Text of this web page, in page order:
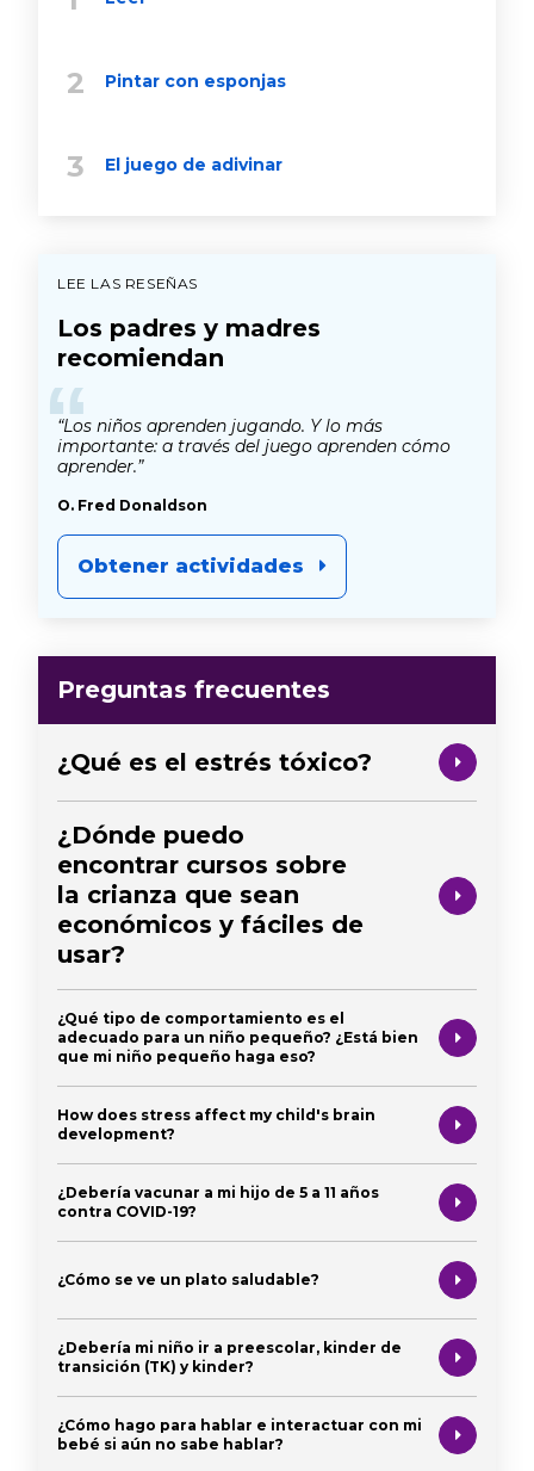
Pintar con esponjas
El juego de adivinar
LEE LAS RESEÑAS
Los padres y madres
recomiendan
“
“Los niños aprenden jugando. Y lo más
importante: a través del juego aprenden cómo
aprender.”
O. Fred Donaldson
Obtener actividades
Preguntas frecuentes
¿Qué es el estrés tóxico?
¿Dónde puedo
encontrar cursos sobre
la crianza que sean
económicos y fáciles de
usar?
¿Qué tipo de comportamiento es el
adecuado para un niño pequeño? ¿Está bien
que mi niño pequeño haga eso?
How does stress affect my child's brain
development?
¿Debería vacunar a mi hijo de 5 a 11 años
contra COVID-19?
¿Cómo se ve un plato saludable?
¿Debería mi niño ir a preescolar, kinder de
transición (TK) y kinder?
¿Cómo hago para hablar e interactuar con mi
bebé si aún no sabe hablar?